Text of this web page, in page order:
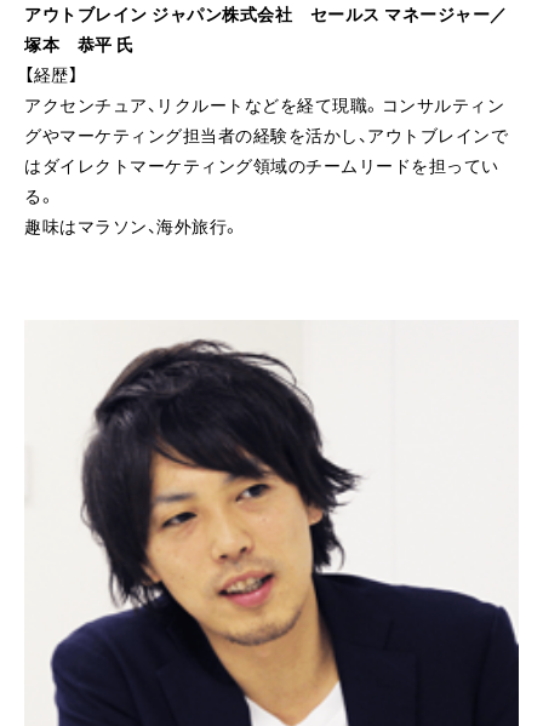
アウトブレイン ジャパン株式会社 セールス マネージャー／
塚本 恭平 氏
【経歴】
アクセンチュア、リクルートなどを経て現職。コンサルティン
グやマーケティング担当者の経験を活かし、アウトブレインで
はダイレクトマーケティング領域のチームリードを担ってい
る。
趣味はマラソン、海外旅行。